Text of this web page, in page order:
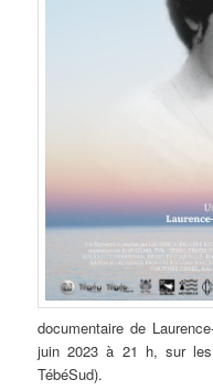
documentaire de
juin 2023 à 21 h, sur
TébéSud).